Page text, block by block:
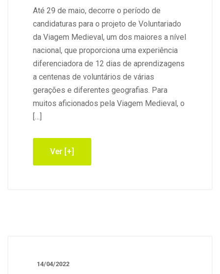
Até 29 de maio, decorre o período de
candidaturas para o projeto de Voluntariado
da Viagem Medieval, um dos maiores a nível
nacional, que proporciona uma experiência
diferenciadora de 12 dias de aprendizagens
a centenas de voluntários de várias
gerações e diferentes geografias. Para
muitos aficionados pela Viagem Medieval, o
[…]
Ver [+]
14/04/2022